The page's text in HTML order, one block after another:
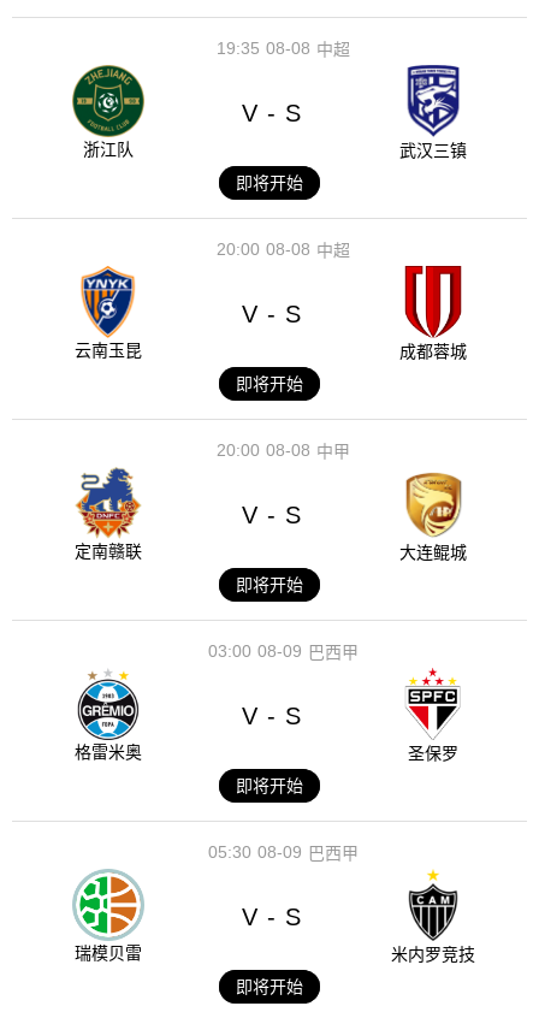
08-08
19:35 中超
浙江队
V - S
武汉三镇
即将开始
08-08
20:00 中超
云南玉昆
V - S
成都蓉城
即将开始
08-08
20:00 中甲
定南赣联
V - S
大连鲲城
即将开始
08-09
03:00 巴西甲
格雷米奥
V - S
圣保罗
即将开始
08-09
05:30 巴西甲
瑞模贝雷
V - S
米内罗竞技
即将开始